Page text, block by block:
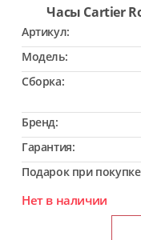
Часы Cartier
Артикул:
Модель:
Сборка:
Бренд:
Гарантия:
Подарок при
Нет в наличии